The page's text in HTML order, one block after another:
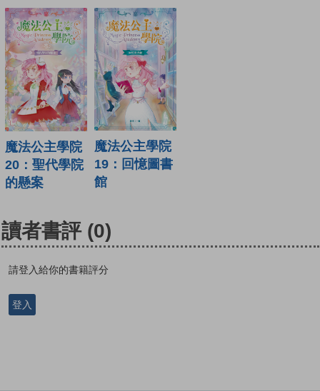
魔法公主學院
20：聖代學院
的懸案
魔法公主學院
19：回憶圖書
館
讀者書評 (0)
請登入給你的書籍評分
登入